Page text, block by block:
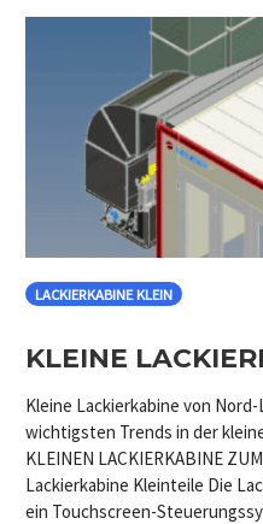
LACKIERKABINE KLEIN
KLEINE
Kleine Lackierkabine von
wichtigsten Trends in der
KLEINEN LACKIERKABINE
Lackierkabine Kleinteile Die
ein Touchscreen-